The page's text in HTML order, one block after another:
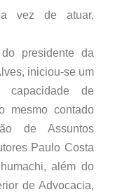
vez de atuar,
presidente da
iniciou-se um
capacidade de
mesmo contado
de Assuntos
Paulo Costa
além do
de Advocacia,